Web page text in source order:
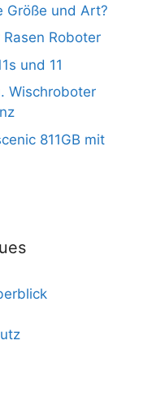
Größe und Art?
Roboter
und 11
Wischroboter
811GB mit